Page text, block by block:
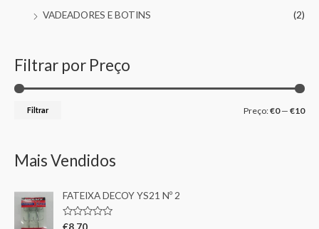
VADEADORES E BOTINS
(2)
Filtrar por Preço
Filtrar Preço:€0— €10
Mais Vendidos
FATEIXA DECOY YS21 Nº 2
A
€8,70